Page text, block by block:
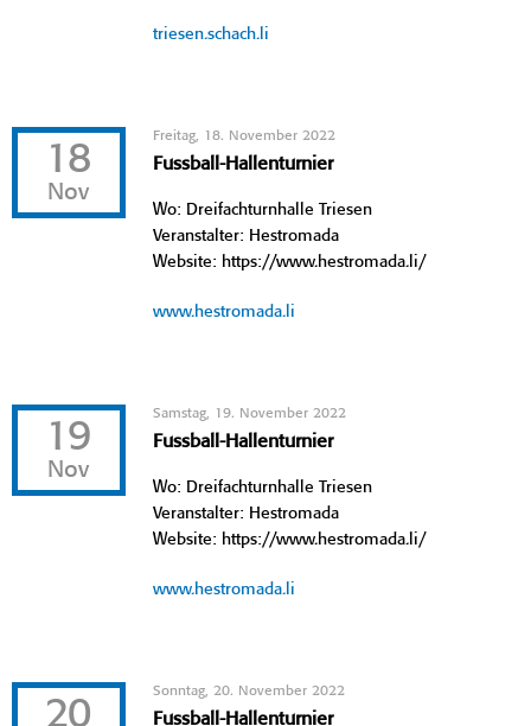
triesen.schach.li
18
Nov
Freitag, 18. November 2022
Fussball-Hallenturnier
Wo: Dreifachturnhalle Triesen
Veranstalter: Hestromada
Website: https://www.hestromada.li/
www.hestromada.li
19
Nov
Samstag, 19. November 2022
Fussball-Hallenturnier
Wo: Dreifachturnhalle Triesen
Veranstalter: Hestromada
Website: https://www.hestromada.li/
www.hestromada.li
20
Sonntag, 20. November 2022
Fussball-Hallenturnier